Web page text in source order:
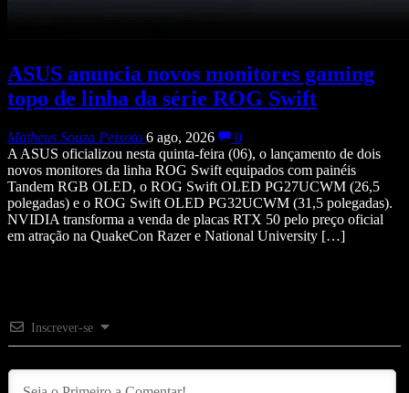
ASUS anuncia novos monitores gaming
topo de linha da série ROG Swift
Matheus Souza Peixoto 6 ago, 2026
0
A ASUS oficializou nesta quinta-feira (06), o lançamento de dois
novos monitores da linha ROG Swift equipados com painéis
Tandem RGB OLED, o ROG Swift OLED PG27UCWM (26,5
polegadas) e o ROG Swift OLED PG32UCWM (31,5 polegadas).
NVIDIA transforma a venda de placas RTX 50 pelo preço oficial
em atração na QuakeCon Razer e National University […]
Inscrever-se